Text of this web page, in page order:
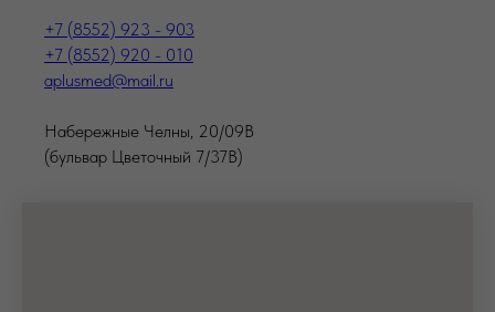
+7 (8552) 923 - 903
+7 (8552) 920 - 010
aplusmed@mail.ru
Набережные Челны, 20/09В
(бульвар Цветочный 7/37В)